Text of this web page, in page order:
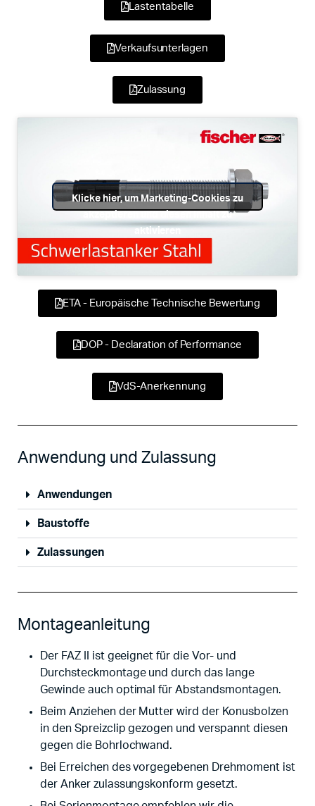
Lastentabelle
Verkaufsunterlagen
Zulassung
Klicke hier, um Marketing-Cookies zu
akzeptieren und diesen Inhalt zu
aktivieren
ETA - Europäische Technische Bewertung
DOP - Declaration of Performance
VdS-Anerkennung
Anwendung und Zulassung
Anwendungen
Baustoffe
Zulassungen
Montageanleitung
Der FAZ II ist geeignet für die Vor- und
Durchsteckmontage und durch das lange
Gewinde auch optimal für Abstandsmontagen.
Beim Anziehen der Mutter wird der Konusbolzen
in den Spreizclip gezogen und verspannt diesen
gegen die Bohrlochwand.
Bei Erreichen des vorgegebenen Drehmoment ist
der Anker zulassungskonform gesetzt.